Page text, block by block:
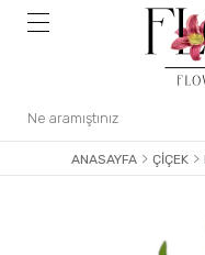
ANASAYFA ÇIÇEK